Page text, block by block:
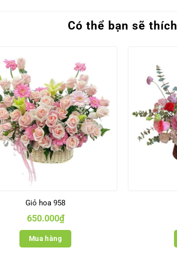
Có thể bạn sẽ thích
Giỏ hoa 958
650.000₫
Mua hàng